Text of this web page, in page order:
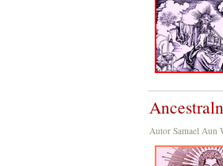
Autor Samael Aun